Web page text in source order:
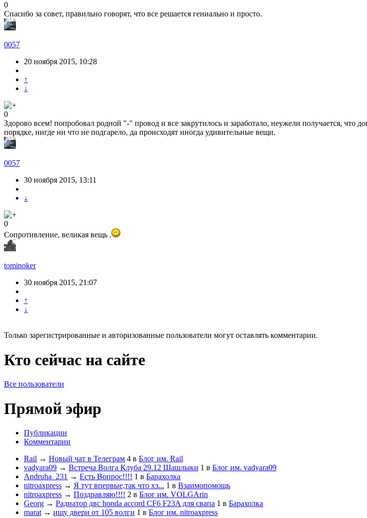
0
Спасибо за совет, правильно говорят, что все решается гениально и просто.
0057
20 ноября 2015, 10:28
↑
↓
0
Здорово всем! попробовал родной "-" провод и все закрутилось и заработало, неужели получается, что
порядке, нигде ни что не подгарело, да происходят иногда удивительные вещи.
0057
30 ноября 2015, 13:11
↓
0
Сопротивление, великая вещь .
tominoker
30 ноября 2015, 21:07
↑
↓
Только зарегистрированные и авторизованные пользователи могут оставлять комментарии.
Кто сейчас на сайте
Все пользователи
Прямой эфир
Публикации
Комментарии
Rail → Новый чат в Телеграм 4 в Блог им. Rail
vadyara09 → Встреча Волга Клуба 29.12 Шашлыки 1 в Блог им. vadyara09
Andruha_231 → Есть Вопрос!!!! 1 в Барахолка
nitroaxpress → Я тут впервые,так что хз... 1 в Взаимопомощь
nitroaxpress → Поздравляю!!!! 2 в Блог им. VOLGArin
Georg → Радиатор двс honda accord CF6 F23A для свапа 1 в Барахолка
marat → ищу двери от 105 волги 1 в Блог им. nitroaxpress